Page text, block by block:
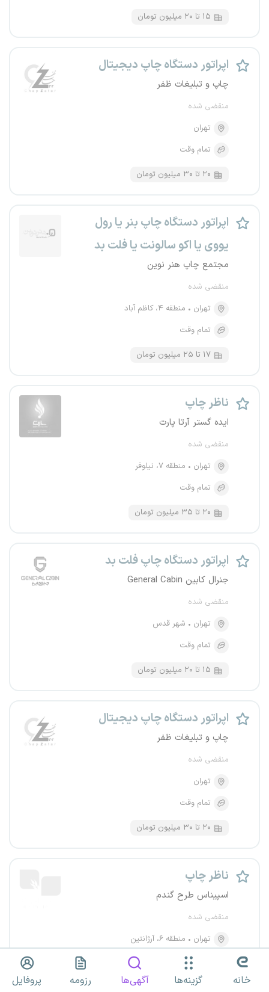
۱۵ تا ۲۰ میلیون تومان
اپراتور دستگاه چاپ دیجیتال
چاپ و تبلیغات ظفر
منقضی شده
تهران
تمام وقت
۲۰ تا ۳۰ میلیون تومان
اپراتور دستگاه چاپ بنر یا رول
یووی یا اکو سالونت یا فلت بد
مجتمع چاپ هنر نوین
منقضی شده
تهران
منطقه ۴، کاظم آباد
تمام وقت
۱۷ تا ۲۵ میلیون تومان
ناظر چاپ
ایده گستر آرتا پارت
منقضی شده
تهران
منطقه ۷، نیلوفر
تمام وقت
۲۰ تا ۳۵ میلیون تومان
اپراتور دستگاه چاپ فلت بد
جنرال کابین General Cabin
منقضی شده
تهران
شهر قدس
تمام وقت
۱۵ تا ۲۰ میلیون تومان
اپراتور دستگاه چاپ دیجیتال
چاپ و تبلیغات ظفر
منقضی شده
تهران
تمام وقت
۲۰ تا ۳۰ میلیون تومان
ناظر چاپ
اسپیناس طرح گندم
منقضی شده
تهران
منطقه ۶، آرژانتین
تمام وقت
خانه گزینه‌ها آگهی‌ها رزومه پروفایل